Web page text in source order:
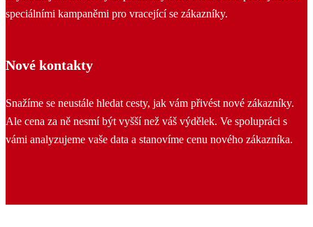
speciálními kampaněmi pro vracející se zákazníky.
Nové kontakty
Snažíme se neustále hledat cesty, jak vám přivést nové zákazníky.
Ale cena za ně nesmí být vyšší než váš výdělek. Ve spolupráci s
vámi analyzujeme vaše data a stanovíme cenu nového zákazníka.